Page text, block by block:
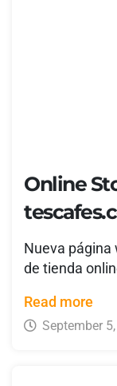
Online
Nueva página
de tienda
Read more
September